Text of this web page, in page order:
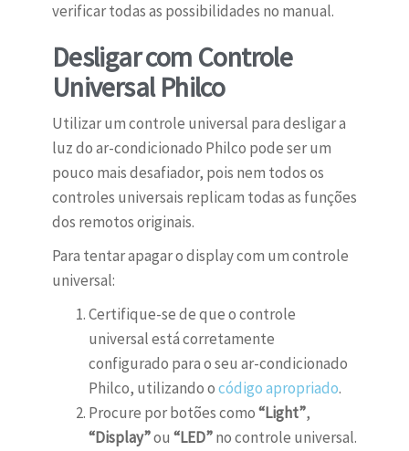
verificar todas as possibilidades no manual.
Desligar com Controle
Universal Philco
Utilizar um controle universal para desligar a
luz do ar-condicionado Philco pode ser um
pouco mais desafiador, pois nem todos os
controles universais replicam todas as funções
dos remotos originais.
Para tentar apagar o display com um controle
universal:
Certifique-se de que o controle
universal está corretamente
configurado para o seu ar-condicionado
Philco, utilizando ocódigo apropriado.
Procure por botões como“Light”,
“Display”ou “LED”no controle universal.